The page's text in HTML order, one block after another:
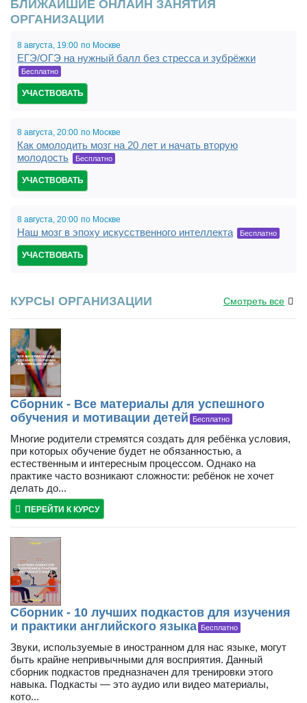
БЛИЖАЙШИЕ ОНЛАЙН ЗАНЯТИЯ
ОРГАНИЗАЦИИ
8 августа, 19:00 по Москве
ЕГЭ/ОГЭ на нужный балл без стресса и зубрёжки
Бесплатно
УЧАСТВОВАТЬ
8 августа, 20:00 по Москве
Как омолодить мозг на 20 лет и начать вторую
молодость
Бесплатно
УЧАСТВОВАТЬ
8 августа, 20:00 по Москве
Наш мозг в эпоху искусственного интеллекта Бесплатно
УЧАСТВОВАТЬ
КУРСЫ ОРГАНИЗАЦИИ Смотреть все
Сборник - Все материалы для успешного
обучения и мотивации детей
Бесплатно
Многие родители стремятся создать для ребёнка условия,
при которых обучение будет не обязанностью, а
естественным и интересным процессом. Однако на
практике часто возникают сложности: ребёнок не хочет
делать до...
ПЕРЕЙТИ К КУРСУ
Сборник - 10 лучших подкастов для изучения
и практики английского языка Бесплатно
Звуки, используемые в иностранном для нас языке, могут
быть крайне непривычными для восприятия. Данный
сборник подкастов предназначен для тренировки этого
навыка. Подкасты — это аудио или видео материалы,
кото...